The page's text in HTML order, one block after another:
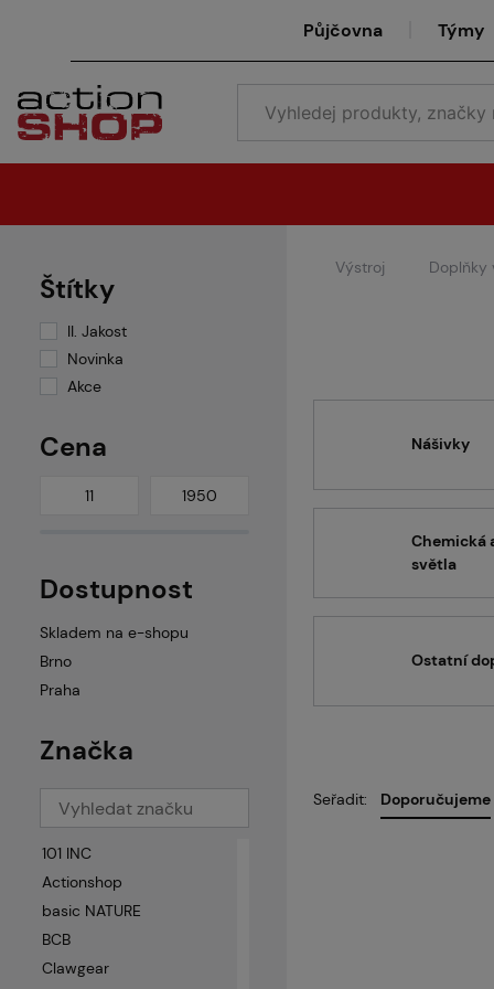
Půjčovna Týmy
Štítky
II. Jakost
Novinka
Akce
Cena
Dostupnost
Skladem na e-shopu
Brno
Praha
Značka
101 INC
Actionshop
basic NATURE
BCB
Clawgear
Výstroj Doplňky
Nášivky
Chemická
světla
Ostatní
Seřadit: Doporučujeme